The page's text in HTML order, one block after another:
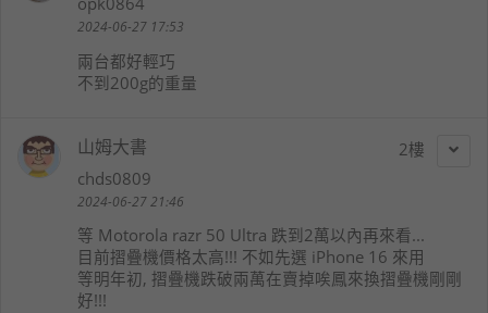
2024-06-27 17:53
兩台都好輕巧
不到200g的重量
2
山姆大書
chds0809
2024-06-27 21:46
等 Motorola razr 50 Ultra 跌到2萬以內再來看...
目前摺疊機價格太高!!! 不如先選 iPhone 16 來用
等明年初, 摺疊機跌破兩萬在賣掉唉鳳來換摺疊機剛剛
好!!!